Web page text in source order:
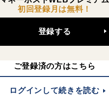
初回登録月は無料！
登録する
ご登録済の方はこちら
ログインして続きを読む